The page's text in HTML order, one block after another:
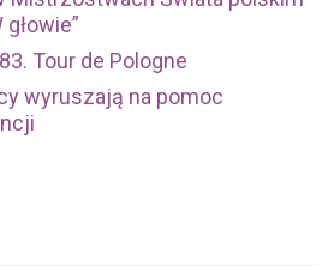
Tour de Pologne
wyruszają na pomoc